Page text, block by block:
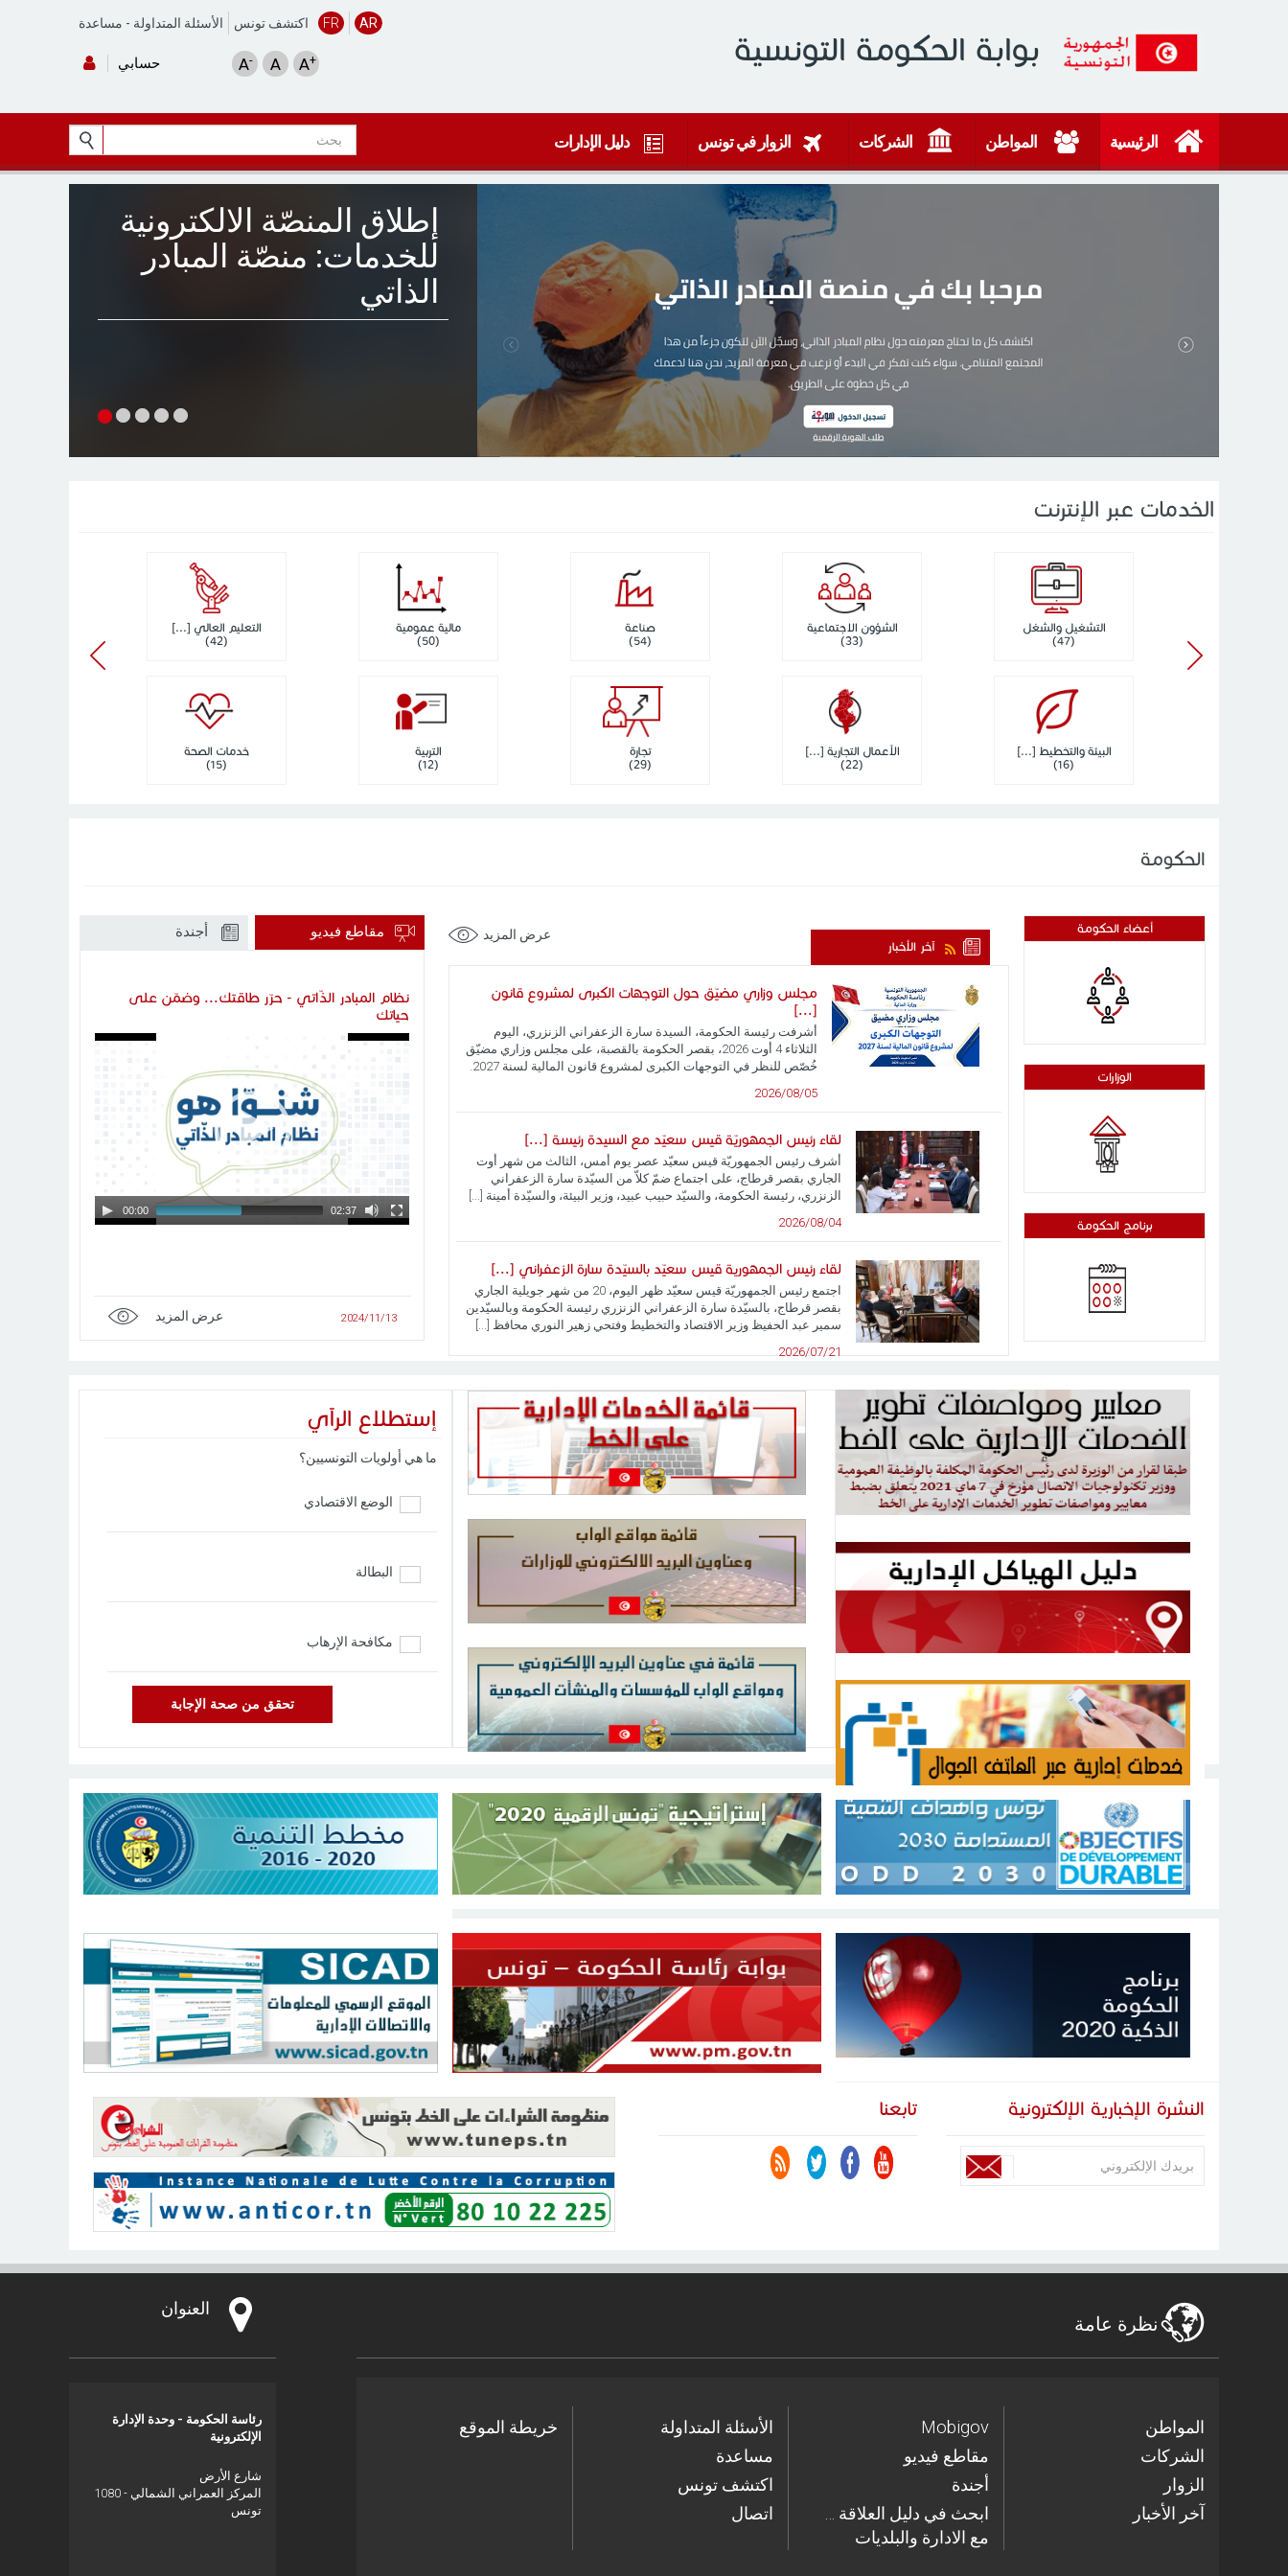
بوابة الحكومة التونسية
الأسئلة المتداولة - مساعدة اكتشف تونس FR AR
حسابي A- A A+
الرئيسية المواطن الشركات الزوار في تونس دليل الإدارات
إطلاق المنصّة الالكترونية
للخدمات: منصّة المبادر
الذاتي
الخدمات عبر الإنترنت
التشغيل والشغل
(47)
البيئة والتخطيط [...]
(16)
الشؤون الاجتماعية
(33)
الأعمال التجارية [...]
(22)
صناعة
(54)
تجارة
(29)
مالية عمومية
(50)
التربية
(12)
التعليم العالي [...]
(42)
خدمات الصحة
(15)
الحكومة
أعضاء الحكومة
الوزارات
برنامج الحكومة
آخر الأخبار
عرض المزيد
مجلس وزاري مضيّق حول التوجهات الكبرى لمشروع قانون
[...]
أشرفت رئيسة الحكومة، السيدة سارة الزعفراني الزنزري، اليوم
الثلاثاء 4 أوت 2026، بقصر الحكومة بالقصبة، على مجلس وزاري مضيّق
خُصّص للنظر في التوجهات الكبرى لمشروع قانون المالية لسنة 2027.
2026/08/05
لقاء رئيس الجمهوريّة قيس سعيّد مع السيدة رئيسة [...]
أشرف رئيس الجمهوريّة قيس سعيّد عصر يوم أمس، الثالث من شهر أوت
الجاري بقصر قرطاج، على اجتماع ضمّ كلاّ من السيّدة سارة الزعفراني
الزنزري، رئيسة الحكومة، والسيّد حبيب عبيد، وزير البيئة، والسيّدة أمينة [...]
2026/08/04
لقاء رئيس الجمهورية قيس سعيّد بالسيّدة سارة الزعفراني [...]
اجتمع رئيس الجمهوريّة قيس سعيّد ظهر اليوم، 20 من شهر جويلية الجاري
بقصر قرطاج، بالسيّدة سارة الزعفراني الزنزري رئيسة الحكومة وبالسيّدين
سمير عبد الحفيظ وزير الاقتصاد والتخطيط وفتحي زهير النوري محافظ [...]
2026/07/21
مقاطع فيديو أجندة
نظام المبادر الذّاتي - حرّر طاقتك... وضمّن على
حياتك
Video
Player
00:00 02:37
عرض المزيد 2024/11/13
إستطلاع الرآي
ما هي أولويات التونسيين؟
الوضع الاقتصادي
البطالة
مكافحة الإرهاب
تابعنا النشرة الإخبارية الإلكترونية
نظرة عامة
العنوان
المواطن
الشركات
الزوار
آخر الأخبار
Mobigov
مقاطع فيديو
أجندة
مع الادارة والبلديات
الأسئلة المتداولة
مساعدة
اكتشف تونس
اتصال
خريطة الموقع
رئاسة الحكومة - وحدة الإدارة
الإلكترونية
شارع الأرض
المركز العمراني الشمالي - 1080
تونس